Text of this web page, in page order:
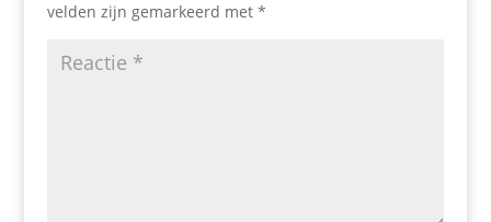
velden zijn gemarkeerd met *